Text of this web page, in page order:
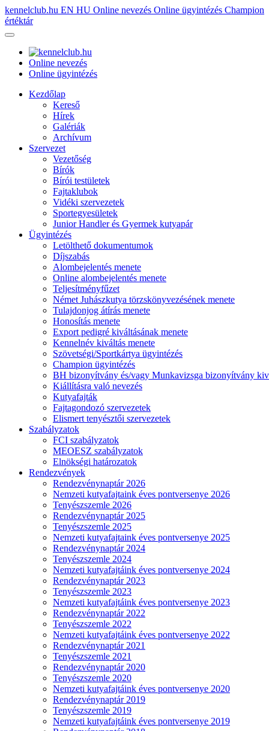
kennelclub.hu EN HU Online nevezés Online ügyintézés Champion
értéktár
Online nevezés
Online ügyintézés
Kezdőlap
Kereső
Hírek
Galériák
Archívum
Szervezet
Vezetőség
Bírók
Bírói testületek
Fajtaklubok
Vidéki szervezetek
Sportegyesületek
Junior Handler és Gyermek kutyapár
Ügyintézés
Letölthető dokumentumok
Díjszabás
Alombejelentés menete
Online alombejelentés menete
Teljesítményfűzet
Német Juhászkutya törzskönyvezésének menete
Tulajdonjog átírás menete
Honosítás menete
Export pedigré kiváltásának menete
Kennelnév kiváltás menete
Szövetségi/Sportkártya ügyintézés
Champion ügyintézés
BH bizonyítvány és/vagy Munkavizsga bizonyítvány
Kiállításra való nevezés
Kutyafajták
Fajtagondozó szervezetek
Elismert tenyésztői szervezetek
Szabályzatok
FCI szabályzatok
MEOESZ szabályzatok
Elnökségi határozatok
Rendezvények
Rendezvénynaptár 2026
Nemzeti kutyafajtaink éves pontversenye 2026
Tenyészszemle 2026
Rendezvénynaptár 2025
Tenyészszemle 2025
Nemzeti kutyafajtaink éves pontversenye 2025
Rendezvénynaptár 2024
Tenyészszemle 2024
Nemzeti kutyafajtáink éves pontversenye 2024
Rendezvénynaptár 2023
Tenyészszemle 2023
Nemzeti kutyafajtáink éves pontversenye 2023
Rendezvénynaptár 2022
Tenyészszemle 2022
Nemzeti kutyafajtáink éves pontversenye 2022
Rendezvénynaptár 2021
Tenyészszemle 2021
Rendezvénynaptár 2020
Tenyészszemle 2020
Nemzeti kutyafajtáink éves pontversenye 2020
Rendezvénynaptár 2019
Tenyészszemle 2019
Nemzeti kutyafajtáink éves pontversenye 2019